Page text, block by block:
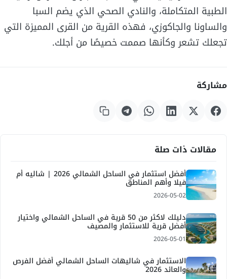
الطبية المتكاملة، والنادي الصحي الذي يضم السبا
والساونا والجاكوزي، فهذه القرية من القرى المميزة التي
تجعلك تشعر وكأنها صممت خصيصًا من أجلك.
مشاركة
مقالات ذات صلة
أفضل استثمار في الساحل الشمالي 2026 | شاليه أم
فيلا وأهم المناطق
2026-05-02
دليلك لاكثر من 50 قرية في الساحل الشمالي واختيار
أفضل قرية للاستثمار والمصيف
2026-05-01
الاستثمار في شاليهات الساحل الشمالي أفضل الفرص
والعائد 2026